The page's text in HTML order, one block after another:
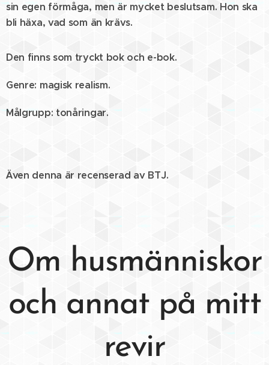
sin egen förmåga, men är mycket beslutsam. Hon ska
bli häxa, vad som än krävs.
Den finns som tryckt bok och e-bok.
Genre: magisk realism.
Målgrupp: tonåringar.
Även denna är recenserad av BTJ.
Om husmänniskor
och annat på mitt
revir